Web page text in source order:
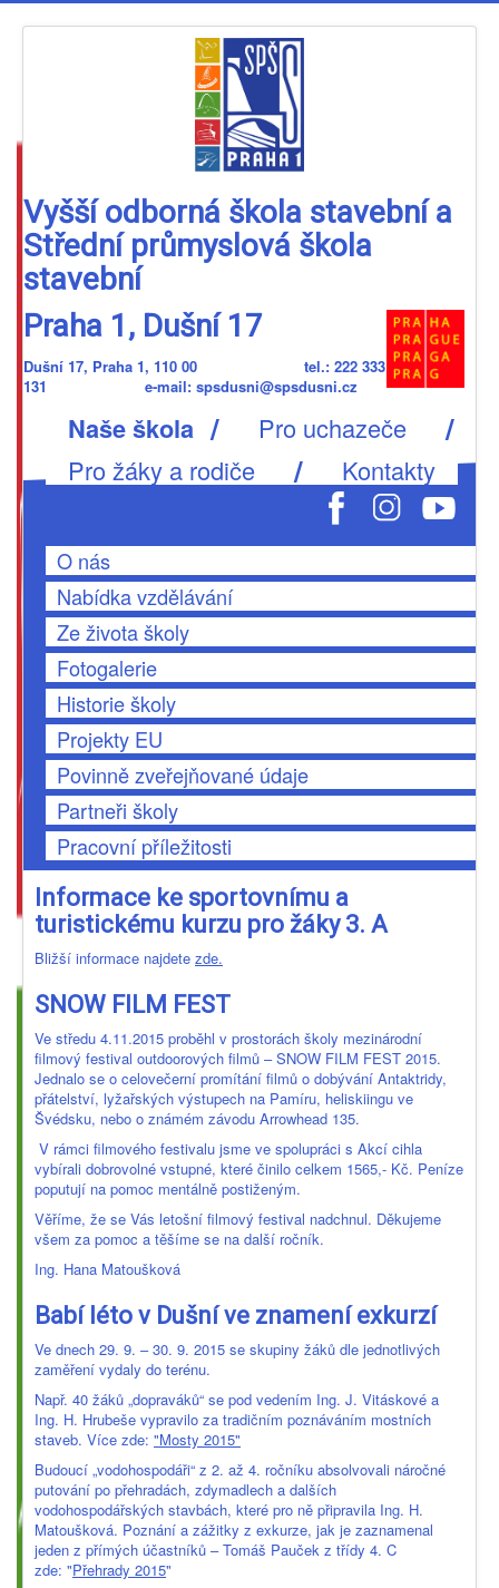
Vyšší odborná škola stavební a
Střední průmyslová škola
stavební
Praha 1, Dušní 17
Dušní 17, Praha 1, 110 00 tel.: 222 333
131 e-mail: spsdusni@spsdusni.cz
Naše škola / Pro uchazeče /
Pro žáky a rodiče / Kontakty
O nás
Nabídka vzdělávání
Ze života školy
Fotogalerie
Historie školy
Projekty EU
Povinně zveřejňované údaje
Partneři školy
Pracovní příležitosti
Informace ke sportovnímu a
turistickému kurzu pro žáky 3. A
Bližší informace najdete zde.
SNOW FILM FEST
Ve středu 4.11.2015 proběhl v prostorách školy mezinárodní
filmový festival outdoorových filmů – SNOW FILM FEST 2015.
Jednalo se o celovečerní promítání filmů o dobývání Antaktridy,
přátelství, lyžařských výstupech na Pamíru, heliskiingu ve
Švédsku, nebo o známém závodu Arrowhead 135.
V rámci filmového festivalu jsme ve spolupráci s Akcí cihla
vybírali dobrovolné vstupné, které činilo celkem 1565,- Kč. Peníze
poputují na pomoc mentálně postiženým.
Věříme, že se Vás letošní filmový festival nadchnul. Děkujeme
všem za pomoc a těšíme se na další ročník.
Ing. Hana Matoušková
Babí léto v Dušní ve znamení exkurzí
Ve dnech 29. 9. – 30. 9. 2015 se skupiny žáků dle jednotlivých
zaměření vydaly do terénu.
Např. 40 žáků „dopraváků“ se pod vedením Ing. J. Vitáskové a
Ing. H. Hrubeše vypravilo za tradičním poznáváním mostních
staveb. Více zde: "Mosty 2015"
Budoucí „vodohospodáři“ z 2. až 4. ročníku absolvovali náročné
putování po přehradách, zdymadlech a dalších
vodohospodářských stavbách, které pro ně připravila Ing. H.
Matoušková. Poznání a zážitky z exkurze, jak je zaznamenal
jeden z přímých účastníků – Tomáš Pauček z třídy 4. C
zde: "Přehrady 2015"